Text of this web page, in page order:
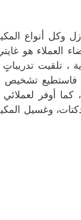
وكل أنواع
العملاء هو
، تلقيت
فاستطيع تشخيص
كما أوفر
وغسيل